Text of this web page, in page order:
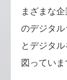
まざまな
のデジタ
とデジタ
図っていま